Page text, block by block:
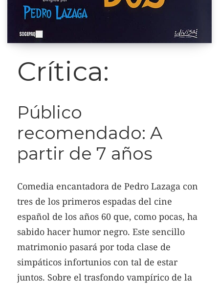
Crítica:
Público
recomendado: A
partir de 7 años
Comedia encantadora de Pedro Lazaga con
tres de los primeros espadas del cine
español de los años 60 que, como pocas, ha
sabido hacer humor negro. Este sencillo
matrimonio pasará por toda clase de
simpáticos infortunios con tal de estar
juntos. Sobre el trasfondo vampírico de la